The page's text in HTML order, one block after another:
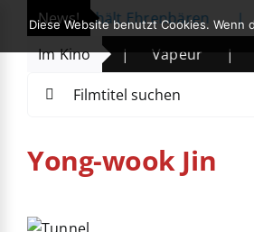
News!
Yeoh erhält Ehrenbären |
Im Kino
| Vapeur
Yong-wook Jin
Diese Website benutzt Cookies.